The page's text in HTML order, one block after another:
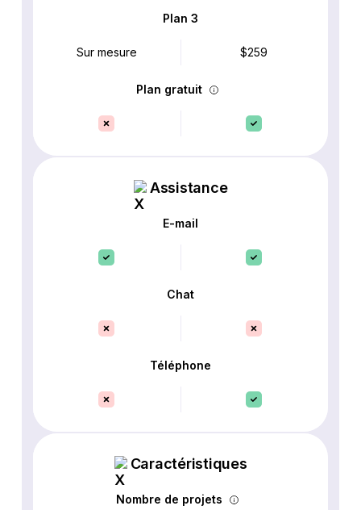
Plan 3
Sur mesure $259
Plan gratuit
Assistance
E-mail
Chat
Téléphone
Caractéristiques
Nombre de projets